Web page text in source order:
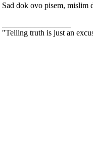
Sad dok ovo pisem, mislim
"Telling truth is just an